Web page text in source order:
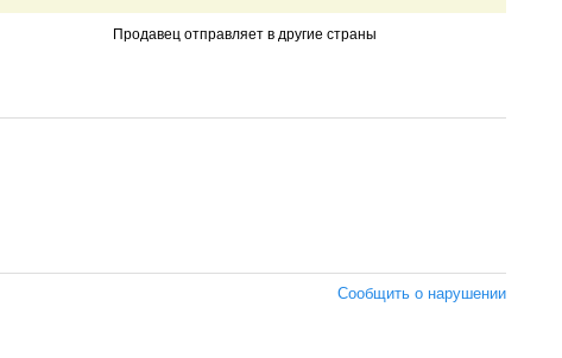
Продавец отправляет в другие страны
Сообщить о нарушении